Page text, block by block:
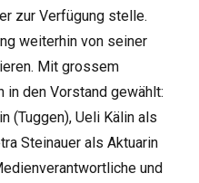
zur Verfügung stelle.
weiterhin von seiner
Mit grossem
den Vorstand gewählt:
(Tuggen), Ueli Kälin als
Steinauer als Aktuarin
und